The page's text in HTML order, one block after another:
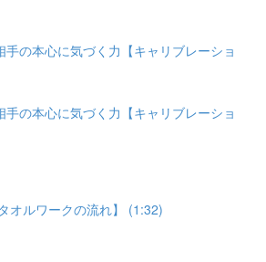
手の本心に気づく力【キャリブレーショ
手の本心に気づく力【キャリブレーショ
オルワークの流れ】 (1:32)